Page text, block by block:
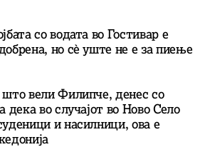
со водата во Гостивар е
но сè уште не е за пиење
што вели Филипче, денес со
дека во случајот во Ново Село
и насилници, ова е